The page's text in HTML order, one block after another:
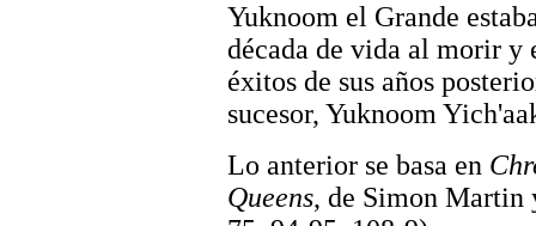
Yuknoom el Grande
década de vida al morir y
éxitos de sus años
sucesor, Yuknoom
Lo anterior se basa en
Queens, de Simon